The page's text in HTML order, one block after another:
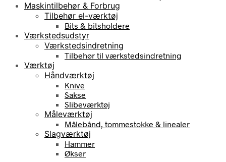
Maskintilbehør & Forbrug
Tilbehør el-værktøj
Bits & bitsholdere
Værkstedsudstyr
Værkstedsindretning
Tilbehør til værkstedsindretning
Værktøj
Håndværktøj
Knive
Sakse
Slibeværktøj
Måleværktøj
Målebånd, tommestokke & linealer
Slagværktøj
Hammer
Økser